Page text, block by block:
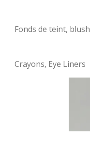
Fonds de teint, blush
Crayons, Eye Liners